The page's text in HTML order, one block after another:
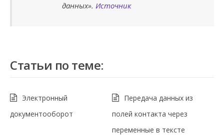
данных». Источник
Статьи по теме:
Электронный
документооборот
Передача данных из
полей контакта через
переменные в тексте